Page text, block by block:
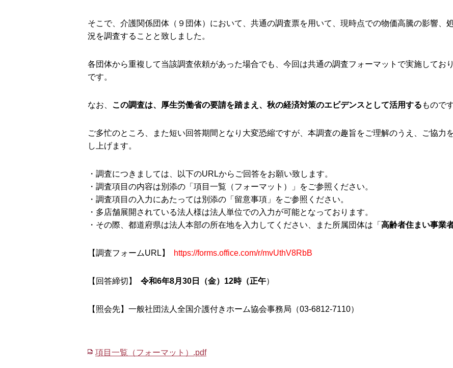
そこで、介護関係団体（９団体）において、共通の調査票を用いて、現時点での物価高騰の影響、
況を調査することと致しました。
各団体から重複して当該調査依頼があった場合でも、今回は共通の調査フォーマットで実施してお
です。
なお、 この調査は、厚生労働省の要請を踏まえ、秋の経済対策のエビデンスとして活用する ものです
ご多忙のところ、また短い回答期間となり大変恐縮ですが、本調査の趣旨をご理解のうえ、ご協力
し上げます。
・調査につきましては、以下のURLからご回答をお願い致します。
・調査項目の内容は別添の「項目一覧（フォーマット）」をご参照ください。
・調査項目の入力にあたっては別添の「留意事項」をご参照ください。
・多店舗展開されている法人様は法人単位での入力が可能となっております。
・その際、都道府県は法人本部の所在地を入力してください、また所属団体は「 高齢者住まい事業
【調査フォームURL】 https://forms.office.com/r/mvUthV8RbB
【回答締切】 令和6年8月30日（金）12時（正午）
【照会先】一般社団法人全国介護付きホーム協会事務局（03-6812-7110）
項目一覧（フォーマット）.pdf